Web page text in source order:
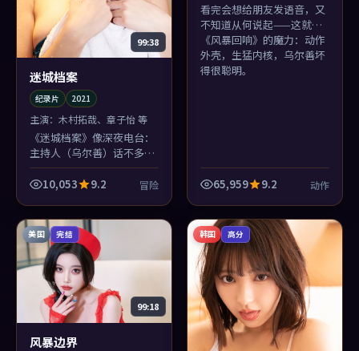
99:38
迷城档案
纪录片 2021
主演： 木村拓哉、章子怡 等
《迷城档案》像深夜电台：
主持人（乌尔善）话不多，
但每段音乐都卡在情绪骨节
上；木村拓哉的独白尤其像
10,053 9.2 冒险
看完会想给朋友发语音，又
不知道从何说起——这就是
《风暴回响》的魔力：动作
外壳，生猛内核，乌尔善坏
得很聪明。
65,959 9.2 动作
美国 完结
99:18
风暴边界
韩国 高分